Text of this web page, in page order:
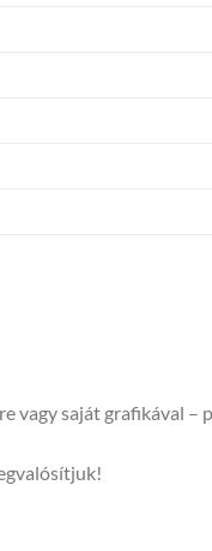
vagy saját grafikával –